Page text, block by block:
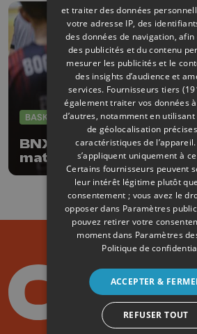
BASKET
BNXT League : belle
matière de Liège
et traiter des données
votre adresse IP, des
des données de navigation,
des publicités et du contenu
mesurer les publicités et le
des insights d’audience et
services. Fournisseurs tiers
également traiter vos données
d’autres, notamment en utilisant
de géolocalisation
caractéristiques de
s’appliquent uniquement à
Certains fournisseurs peuvent
leur intérêt légitime plutôt
consentement ; vous avez le
opposer dans Paramètres
pouvez retirer votre
moment dans Paramètres
Politique de
ACCEPTER &
REFUSER TOUT